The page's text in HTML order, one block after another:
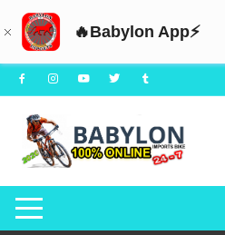
🔥Babylon App⚡
Saltar
al
contenido